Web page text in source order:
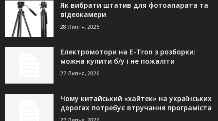
Як вибрати штатив для фотоапарата та
відеокамери
28 Липня, 2026
Електромотори на E-Tron з розборки:
можна купити б/у і не пожаліти
27 Липня, 2026
Чому китайський «хайтек» на українських
дорогах потребує втручання програміста